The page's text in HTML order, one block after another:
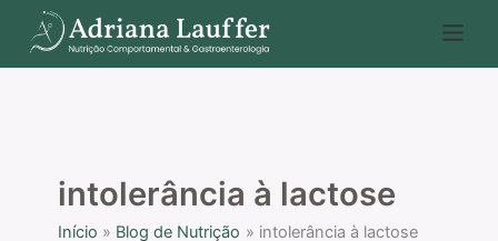
para
o
intolerância à lactose
Início Blog de Nutrição intolerância à lactose
P
e
s